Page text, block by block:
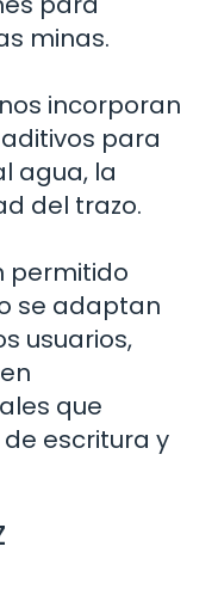
minas.
incorporan
para
agua, la
del trazo.
permitido
se adaptan
usuarios,
que
escritura y